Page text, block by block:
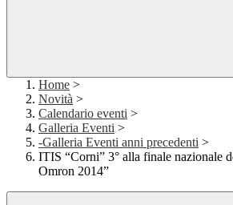
Home >
Novità >
Calendario eventi >
Galleria Eventi >
-Galleria Eventi anni precedenti >
ITIS “Corni” 3° alla finale nazionale
Omron 2014”